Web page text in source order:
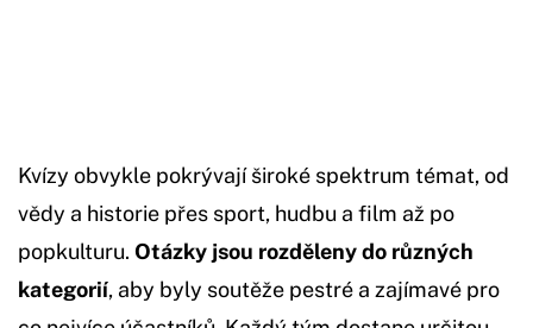
Kvízy obvykle pokrývají široké spektrum témat, od
vědy a historie přes sport, hudbu a film až po
popkulturu. Otázky jsou rozděleny do různých
kategorií, aby byly soutěže pestré a zajímavé pro